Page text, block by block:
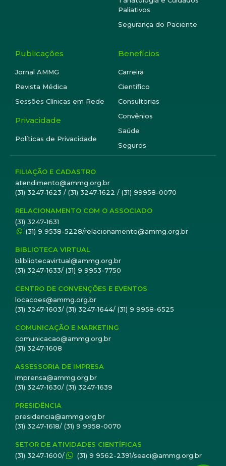
Paliativos
Segurança do Paciente
Publicações
Jornal AMMG
Revista Médica
Sessões Clínicas em Rede
Privacidade
Políticas de Privacidade
Benefícios
Carreira
Científico
Consultorias
Convênios
Saúde
Seguros
FILIAÇÃO E CADASTRO
atendimento@ammg.org.br
(31) 3247-1623 / (31) 3247-1622 / (31) 99958-0070
RELACIONAMENTO COM O ASSOCIADO
(31) 3247-1631
(31) 9 9538-5228/relacionamento@ammg.org.br
BIBLIOTECA VIRTUAL
blibliotecavirtual@ammg.org.br
(31) 3247-1633/ (31) 9 9953-7750
CENTRO DE CONVENÇÕES E EVENTOS
locacoes@ammg.org.br
(31) 3247-1603/ (31) 3247-1644/ (31) 9 9958-6525
COMUNICAÇÃO E MARKETING
comunicacao@ammg.org.br
(31) 3247-1608
ASSESSORIA DE IMPRESA
imprensa@ammg.org.br
(31) 3247-1630/ (31) 3247-1639
PRESIDÊNCIA
presidencia@ammg.org.br
(31) 3247-1618/ (31) 9 9958-0070
SETOR DE ATIVIDADES CIENTÍFICAS
(31) 3247-1600/
(31) 9 9562-2391/seaci@ammg.org.br